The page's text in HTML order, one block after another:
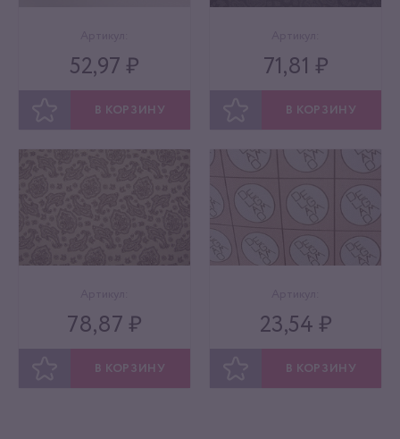
52,97 ₽
В КОРЗИНУ
71,81 ₽
В КОРЗИНУ
78,87 ₽
В КОРЗИНУ
23,54 ₽
В КОРЗИНУ